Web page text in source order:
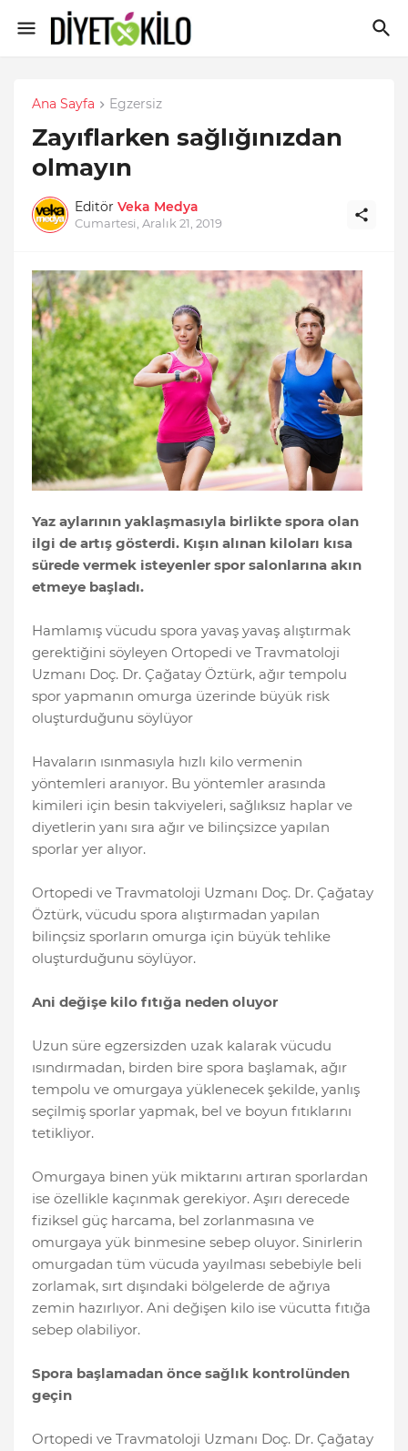
Ana Sayfa Egzersiz
Zayıflarken sağlığınızdan
olmayın
Editör Veka Medya
Cumartesi, Aralık 21, 2019
Yaz aylarının yaklaşmasıyla birlikte spora olan
ilgi de artış gösterdi. Kışın alınan kiloları kısa
sürede vermek isteyenler spor salonlarına akın
etmeye başladı.
Hamlamış vücudu spora yavaş yavaş alıştırmak
gerektiğini söyleyen Ortopedi ve Travmatoloji
Uzmanı Doç. Dr. Çağatay Öztürk, ağır tempolu
spor yapmanın omurga üzerinde büyük risk
oluşturduğunu söylüyor
Havaların ısınmasıyla hızlı kilo vermenin
yöntemleri aranıyor. Bu yöntemler arasında
kimileri için besin takviyeleri, sağlıksız haplar ve
diyetlerin yanı sıra ağır ve bilinçsizce yapılan
sporlar yer alıyor.
Ortopedi ve Travmatoloji Uzmanı Doç. Dr. Çağatay
Öztürk, vücudu spora alıştırmadan yapılan
bilinçsiz sporların omurga için büyük tehlike
oluşturduğunu söylüyor.
Ani değişe kilo fıtığa neden oluyor
Uzun süre egzersizden uzak kalarak vücudu
ısındırmadan, birden bire spora başlamak, ağır
tempolu ve omurgaya yüklenecek şekilde, yanlış
seçilmiş sporlar yapmak, bel ve boyun fıtıklarını
tetikliyor.
Omurgaya binen yük miktarını artıran sporlardan
ise özellikle kaçınmak gerekiyor. Aşırı derecede
fiziksel güç harcama, bel zorlanmasına ve
omurgaya yük binmesine sebep oluyor. Sinirlerin
omurgadan tüm vücuda yayılması sebebiyle beli
zorlamak, sırt dışındaki bölgelerde de ağrıya
zemin hazırlıyor. Ani değişen kilo ise vücutta fıtığa
sebep olabiliyor.
Spora başlamadan önce sağlık kontrolünden
geçin
Ortopedi ve Travmatoloji Uzmanı Doç. Dr. Çağatay